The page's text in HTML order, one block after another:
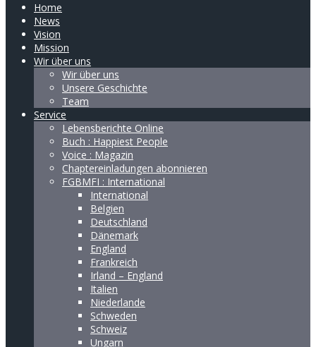
Home
News
Vision
Mission
Wir über uns
Wir über uns
Unsere Geschichte
Team
Service
Lebensberichte Online
Buch : Happiest People
Voice : Magazin
Chaptereinladungen abonnieren
FGBMFI : International
International
Belgien
Deutschland
Dänemark
England
Frankreich
Irland – England
Italien
Niederlande
Schweden
Schweiz
Ungarn